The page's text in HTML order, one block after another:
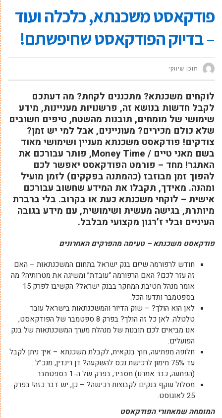
פודקאסט משכנתא, כלכלה ועוד
– בדיוק הפודקאסט שחיפשתם!
תוכן שיווקי
לוקחים משכנתא? מתכננים לקחת? מה דעתכם
לקבל חדשות בנושא זה, פרשנויות מעניינות, מידע
שימושי של מומחים, תובנות מהשטח, טיפים חשובים
שלא כולם מכירים? מעוניינים, אבל למי יש זמן?
צודקים! פודקאסט משכנתא מעניין ושימושי מאוד
בשם מאני טיים / Money Time, פותר עבורכם את
האתגר! מחד – פורמט הפודקאסט יאפשר לכם
להפוך זמן מבוזבז (כהמתנה בפקקים) לזמן מועיל
ומהנה. מאידך, תקבלו את המידע שחשוב עבורכם
אישית – לוקחי משכנתא כעת או בקרוב. בלי ברברת
מיותרת, בגישה מעשית ושימושית, עם מידע בגובה
העיניים ובלי ז’רגון מקצועי מבלבל.
פודקאסט משכנתא – טעימה מהפרקים האחרונים
חודש לרפורמה שיזם בנק ישראל בתחום המשכנתאות – האם
זה עזר לכם? האם הרפורמה “עובדת” ומשיגה את מטרותיה? מה
אומר מנהל חטיבת המחקר בבנק ישראל? הקשיבו לפרק 15
בספטמבר ותדעו הכל.
לאן הוא הולך? – שוק הדיור והמשכנתאות בישראל עובר
טלטלה. לאן כל זה הולך? בפרק 8 ספטמבר של הפודקאסט,
אנו מביאים לכם תובנות של מנהלת מערך המשכנתאות של בנק
הפועלים.
חלופה מפתיעה, חוץ בנקאית, לקבלת משכנתא – איך ניתן לקבל
עד 75% מימון לרכישת נכס להשקעה? דן רינדין, מנכ”ל ..
(הפתעה, כבר אמרנו) מסביר, בפרק של ה-1 בספטמבר.
מסלול עוקף בנקים לקבוצות רכישה? – כן, יש דבר כזה! בפרק
25 לאוגוסט.
המומחה שמאחורי הפודקאסט